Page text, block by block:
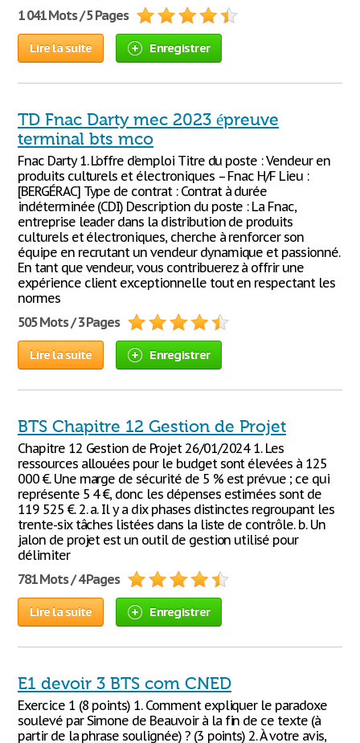
1 041 Mots / 5 Pages
Lire la suite Enregistrer
TD Fnac Darty mec 2023 épreuve
terminal bts mco
Fnac Darty 1. L’offre d’emploi Titre du poste : Vendeur en
produits culturels et électroniques – Fnac H/F Lieu :
[BERGÉRAC] Type de contrat : Contrat à durée
indéterminée (CDI) Description du poste : La Fnac,
entreprise leader dans la distribution de produits
culturels et électroniques, cherche à renforcer son
équipe en recrutant un vendeur dynamique et passionné.
En tant que vendeur, vous contribuerez à offrir une
expérience client exceptionnelle tout en respectant les
normes
505 Mots / 3 Pages
Lire la suite Enregistrer
BTS Chapitre 12 Gestion de Projet
Chapitre 12 Gestion de Projet 26/01/2024 1. Les
ressources allouées pour le budget sont élevées à 125
000 €. Une marge de sécurité de 5 % est prévue ; ce qui
représente 5 4 €, donc les dépenses estimées sont de
119 525 €. 2. a. Il y a dix phases distinctes regroupant les
trente-six tâches listées dans la liste de contrôle. b. Un
jalon de projet est un outil de gestion utilisé pour
délimiter
781 Mots / 4 Pages
Lire la suite Enregistrer
E1 devoir 3 BTS com CNED
Exercice 1 (8 points) 1. Comment expliquer le paradoxe
soulevé par Simone de Beauvoir à la fin de ce texte (à
partir de la phrase soulignée) ? (3 points) 2. À votre avis,